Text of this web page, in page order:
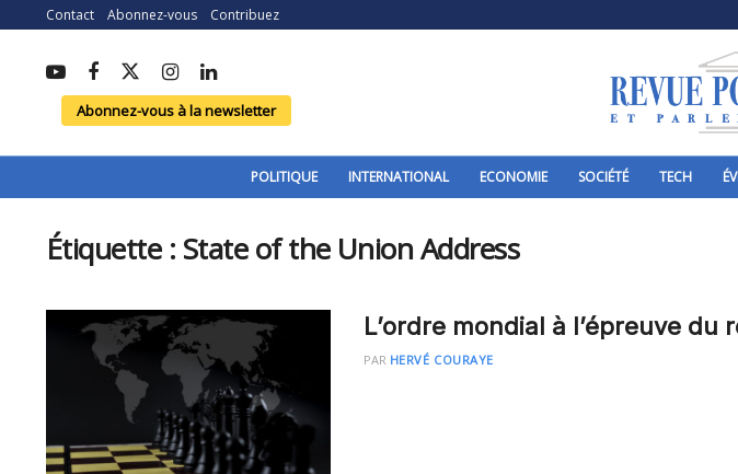
Contact Abonnez-vous Contribuez
Abonnez-vous à la newsletter
POLITIQUE INTERNATIONAL ECONOMIE SOCIÉTÉ TECH
Étiquette : State of the Union Address
L’ordre mondial à l’épreuve du
PAR HERVÉ COURAYE